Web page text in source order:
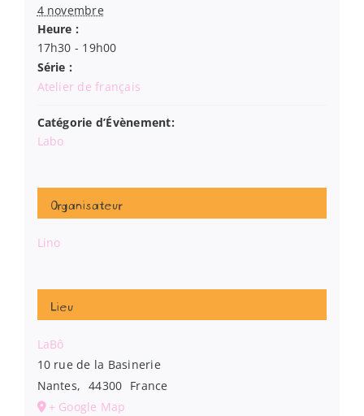
4 novembre
Heure :
17h30 - 19h00
Série :
Atelier de français
Catégorie d’Évènement:
Labo
Organisateur
Lino
Lieu
LaBô
10 rue de la Basinerie
Nantes, 44300 France
+ Google Map